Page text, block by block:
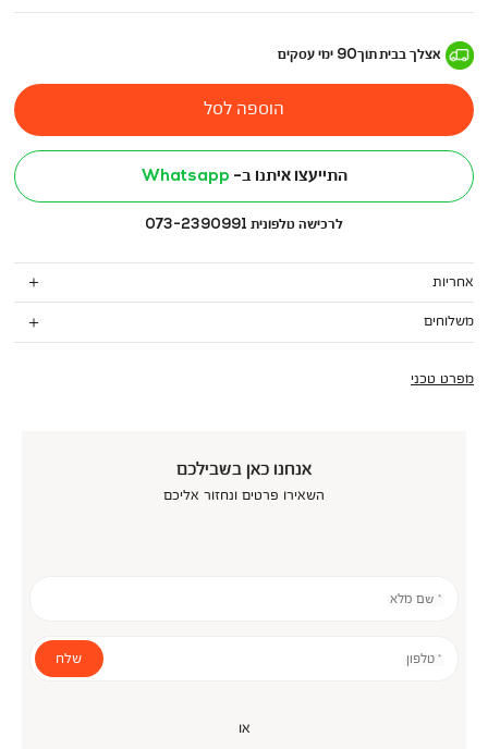
אצלך בביתתוך90 ימי עסקים
הוספה לסל
התייעצו איתנו ב- Whatsapp
לרכישה טלפונית 073-2390991
אחריות
משלוחים
מפרט טכני
אנחנו כאן בשבילכם
השאירו פרטים ונחזור אליכם
* שם מלא
* טלפון שלח
או